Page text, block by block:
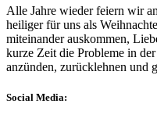
Alle Jahre wieder feiern wir
heiliger für uns als
miteinander auskommen,
kurze Zeit die Probleme in
anzünden, zurücklehnen und
Social Media: